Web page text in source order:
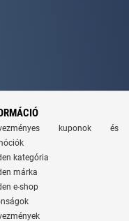
kuponok és
kategória
márka
e-shop